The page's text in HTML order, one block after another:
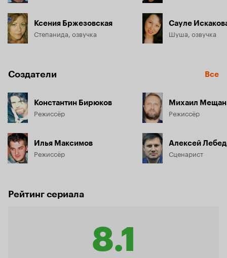
Ксения Бржезовская
Степанида, озвучка
Сауле
Шуша, озвучка
Создатели Все
Константин Бирюков
Режиссёр
Илья Максимов
Режиссёр
Михаил
Режиссёр
Алексей
Сценарист
Рейтинг сериала
8.1